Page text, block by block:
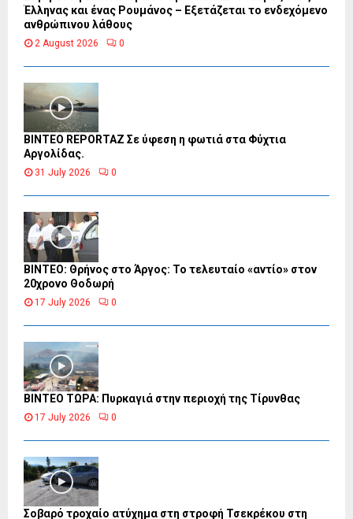
Έλληνας και ένας Ρουμάνος – Εξετάζεται το ενδεχόμενο
ανθρώπινου λάθους
2 August 2026 0
BINTEO REPORTAZ Σε ύφεση η φωτιά στα Φύχτια
Αργολίδας.
31 July 2026 0
ΒΙΝΤΕΟ: Θρήνος στο Άργος: Το τελευταίο «αντίο» στον
20χρονο Θοδωρή
17 July 2026 0
ΒΙΝΤΕΟ ΤΩΡΑ: Πυρκαγιά στην περιοχή της Τίρυνθας
17 July 2026 0
Σοβαρό τροχαίο ατύχημα στη στροφή Τσεκρέκου στη